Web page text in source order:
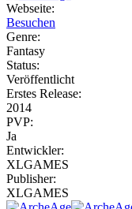
Webseite:
Besuchen
Genre:
Fantasy
Status:
Veröffentlicht
Erstes Release:
2014
PVP:
Ja
Entwickler:
XLGAMES
Publisher:
XLGAMES